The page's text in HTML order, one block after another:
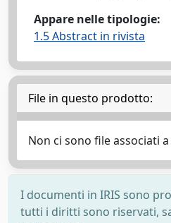
Appare nelle tipologie:
1.5 Abstract in rivista
File in questo prodotto:
Non ci sono file associati
I documenti in IRIS sono
tutti i diritti sono riservati,